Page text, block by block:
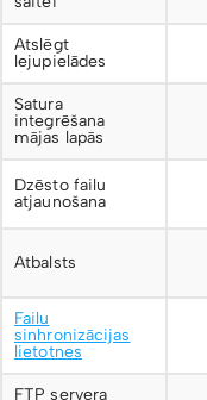
Atslēgt
lejupielādes
Satura
integrēšana
mājas lapās
Dzēsto failu
atjaunošana
Atbalsts
Failu
sinhronizācijas
lietotnes
FTP servera